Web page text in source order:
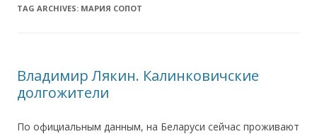
TAG ARCHIVES: МАРИЯ СОПОТ
Владимир Лякин. Калинковичские
долгожители
По официальным данным, на Беларуси сейчас проживают